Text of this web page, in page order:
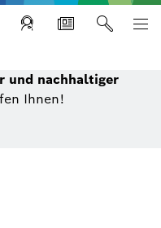
Building Technologies
und nachhaltiger
Ihnen!